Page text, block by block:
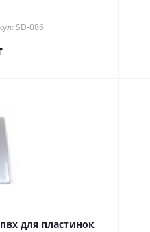
SD-086
для пластинок